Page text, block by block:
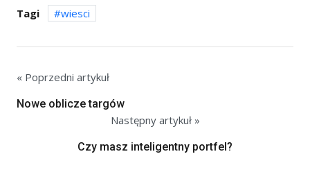
Tagi wiesci
« Poprzedni artykuł
Nowe oblicze targów
Następny artykuł »
Czy masz inteligentny portfel?